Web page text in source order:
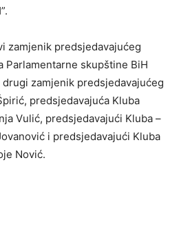
zamjenik predsjedavajućeg
Parlamentarne skupštine BiH
drugi zamjenik predsjedavajućeg
predsjedavajuća Kluba
Vulić, predsjedavajući Kluba –
i predsjedavajući Kluba
Nović.